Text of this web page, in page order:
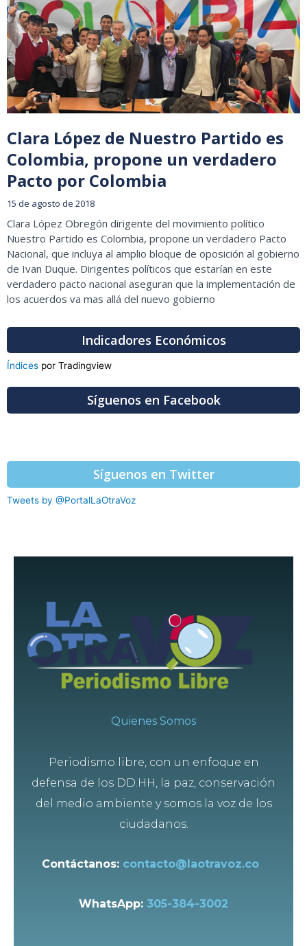
Clara López de Nuestro Partido es
Colombia, propone un verdadero
Pacto por Colombia
15 de agosto de 2018
Clara López Obregón dirigente del movimiento político
Nuestro Partido es Colombia, propone un verdadero Pacto
Nacional, que incluya al amplio bloque de oposición al gobierno
de Ivan Duque. Dirigentes políticos que estarían en este
verdadero pacto nacional aseguran que la implementación de
los acuerdos va mas allá del nuevo gobierno
Indicadores Económicos
Índices por Tradingview
Síguenos en Facebook
Síguenos en Twitter
Tweets by @PortalLaOtraVoz
Quienes Somos
Periodismo libre, con un enfoque en
defensa de los DD.HH, la paz, conservación
del medio ambiente y somos la voz de los
ciudadanos.
Contáctanos: contacto@laotravoz.co
WhatsApp: 305-384-3002